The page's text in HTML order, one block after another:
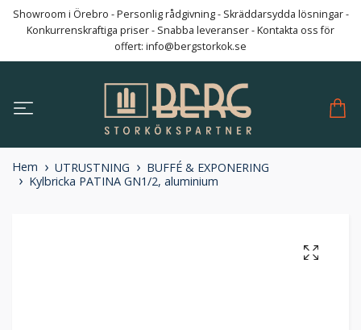
Showroom i Örebro - Personlig rådgivning - Skräddarsydda lösningar -
Konkurrenskraftiga priser - Snabba leveranser - Kontakta oss för
offert: info@bergstorkok.se
Hem UTRUSTNING
BUFFÉ & EXPONERING
Kylbricka PATINA GN1/2, aluminium